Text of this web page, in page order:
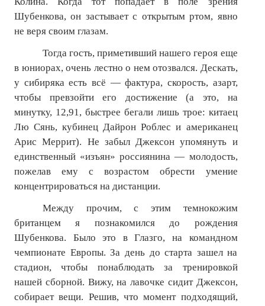
Шубенкова, он застывает с открытым ртом, явно
не веря своим глазам.
Тогда гость, приметивший нашего героя еще
в юниорах, очень лестно о нем отозвался. Дескать,
у сибиряка есть всё — фактура, скорость, азарт,
чтобы превзойти его достижение (а это, на
минутку, 12,91, быстрее бегали лишь трое: китаец
Лю Сянь, кубинец Дайрон Роблес и американец
Арис Меррит). Не забыл Джексон упомянуть и
единственный «изъян» россиянина — молодость,
пожелав ему с возрастом обрести умение
концентрироваться на дистанции.
Между прочим, с этим темнокожим
британцем я познакомился до рождения
Шубенкова. Было это в Глазго, на командном
чемпионате Европы. За день до старта зашел на
стадион, чтобы понаблюдать за тренировкой
нашей сборной. Вижу, на лавочке сидит Джексон,
собирает вещи. Решив, что момент подходящий,